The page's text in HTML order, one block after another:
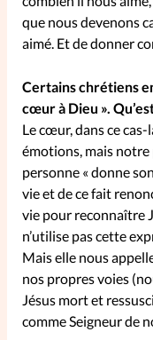
que nous devenons
aimé. Et de donner
Certains chrétiens
cœur à Dieu ».
Le cœur, dans ce
émotions, mais
personne « donne
vie et de ce fait
vie pour reconnaître
n’utilise pas cette
Mais elle nous
nos propres voies
Jésus mort et
comme Seigneur de